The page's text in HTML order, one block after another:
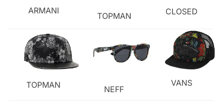
ARMANI
TOPMAN CLOSED
TOPMAN NEFF
VANS